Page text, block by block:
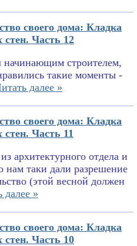
своего дома: Кладка
Часть 12
начинающим строителем,
такие моменты -
далее »
своего дома: Кладка
Часть 11
архитектурного отдела и
нам таки дали разрешение
(этой весной должен
далее »
своего дома: Кладка
Часть 10